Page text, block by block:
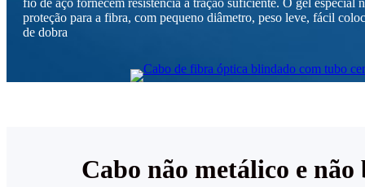
proteção para a fibra, com pequeno diâmetro, peso leve, fácil
de dobra
Cabo não metálico e